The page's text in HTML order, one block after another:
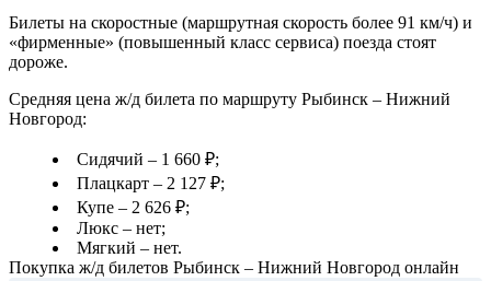
Билеты на скоростные (маршрутная скорость более 91 км/ч) и
«фирменные» (повышенный класс сервиса) поезда стоят
дороже.
Средняя цена ж/д билета по маршруту Рыбинск – Нижний
Новгород:
Сидячий – 1 660 ₽;
Плацкарт – 2 127 ₽;
Купе – 2 626 ₽;
Люкс – нет;
Мягкий – нет.
Покупка ж/д билетов Рыбинск – Нижний Новгород онлайн